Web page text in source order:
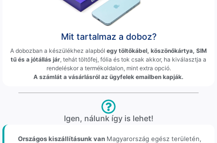
Mit tartalmaz a doboz?
A dobozban a készülékhez alapból egy töltőkábel, köszönőkártya, SIM
tű és a jótállás jár , tehát töltőfej, fólia és tok csak akkor, ha kiválasztja a
rendeléskor a termékoldalon, mint extra opció.
A számlát a vásárlásról az ügyfelek emailben kapják.
Igen, nálunk így is lehet!
Országos kiszállításunk van Magyarország egész területén,